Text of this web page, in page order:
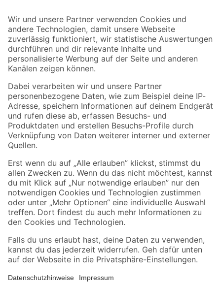
Der toom Newsletter: Keine Angebote und Aktionen mehr verpassen!
Zur Newsletter Anmeldung
Folge uns
Zahlungsarten Versandarten
Sicher einkaufen
Jetzt die toom-App herunterladen
Alle Preisangaben in EUR inkl. gesetzl. MwSt.. Die dargestellten Angebote sind unter
Umständen nicht in allen Märkten verfügbar. Die angegebenen Verfügbarkeiten beziehen
Produkte nur solange der Vorrat reicht.